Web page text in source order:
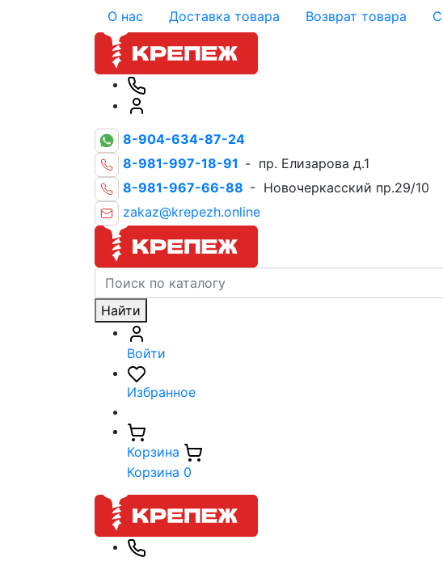
О нас Доставка товара Возврат товара
8-904-634-87-24
8-981-997-18-91 - пр. Елизарова д.1
8-981-967-66-88 - Новочеркасский пр.29/10
zakaz@krepezh.online
Найти
Войти
Избранное
Корзина
Корзина 0